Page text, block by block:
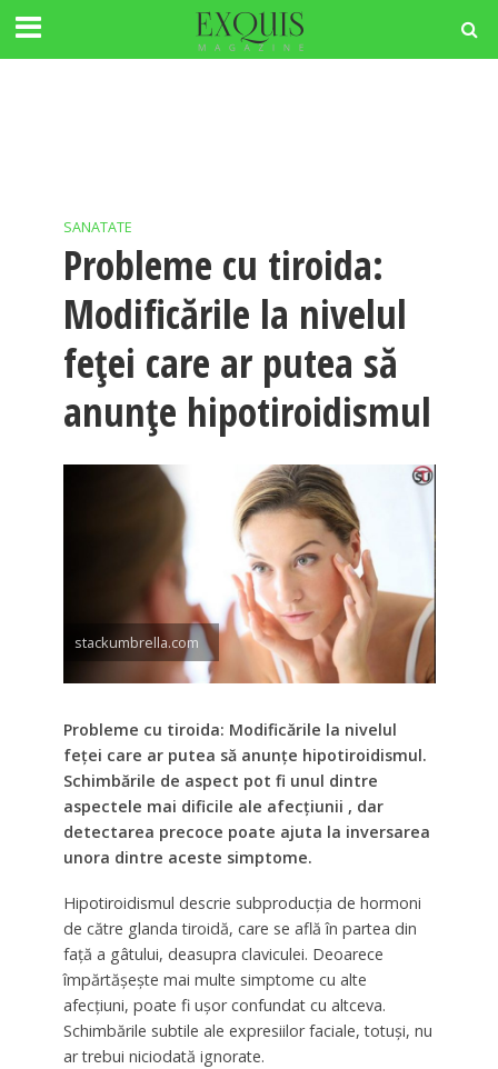
SANATATE
Probleme cu tiroida:
Modificările la nivelul
feței care ar putea să
anunțe hipotiroidismul
stackumbrella.com
Probleme cu tiroida: Modificările la nivelul
feței care ar putea să anunțe hipotiroidismul.
Schimbările de aspect pot fi unul dintre
aspectele mai dificile ale afecțiunii , dar
detectarea precoce poate ajuta la inversarea
unora dintre aceste simptome.
Hipotiroidismul descrie subproducția de hormoni
de către glanda tiroidă, care se află în partea din
față a gâtului, deasupra claviculei. Deoarece
împărtășește mai multe simptome cu alte
afecțiuni, poate fi ușor confundat cu altceva.
Schimbările subtile ale expresiilor faciale, totuși, nu
ar trebui niciodată ignorate.